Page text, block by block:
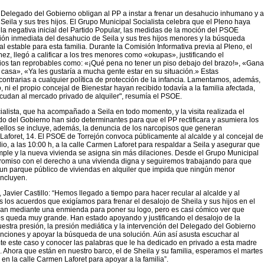
del Gobierno obligan al PP a instar a frenar un desahucio inhumano y a
y sus tres hijos. El Grupo Municipal Socialista celebra que el Pleno haya
negativa inicial del Partido Popular, las medidas de la moción del PSOE
inmediata del desahucio de Seila y sus tres hijos menores y la búsqueda
estable para esta familia. Durante la Comisión Informativa previa al Pleno, el
llegó a calificar a los tres menores como «okupas», justificando el
tan reprobables como: «¡Qué pena no tener un piso debajo del brazo!», «Gana
«Ya les gustaría a mucha gente estar en su situación.» Estas
a cualquier política de protección de la infancia. Lamentamos, además,
ni el propio concejal de Bienestar hayan recibido todavía a la familia afectada,
al mercado privado de alquiler", resumía el PSOE.
que ha acompañado a Seila en todo momento, y la visita realizada el
del Gobierno han sido determinantes para que el PP rectificara y asumiera los
se incluye, además, la denuncia de los narcopisos que generan
14. El PSOE de Torrejón convoca públicamente al alcalde y al concejal de
a las 10:00 h, a la calle Carmen Laforet para respaldar a Seila y asegurar que
y la nueva vivienda se asigna sin más dilaciones. Desde el Grupo Municipal
con el derecho a una vivienda digna y seguiremos trabajando para que
parque público de viviendas en alquiler que impida que ningún menor
Castillo: “Hemos llegado a tiempo para hacer recular al alcalde y al
los acuerdos que exigíamos para frenar el desalojo de Sheila y sus hijos en el
mediante una enmienda para poner su logo, pero es casi cómico ver que
queda muy grande. Han estado apoyando y justificando el desalojo de la
presión, la presión mediática y la intervención del Delegado del Gobierno
y apoyar la búsqueda de una solución. Aún así asusta escuchar al
este caso y conocer las palabras que le ha dedicado en privado a esta madre
que están en nuestro barco, el de Sheila y su familia, esperamos el martes
la calle Carmen Laforet para apoyar a la familia”.